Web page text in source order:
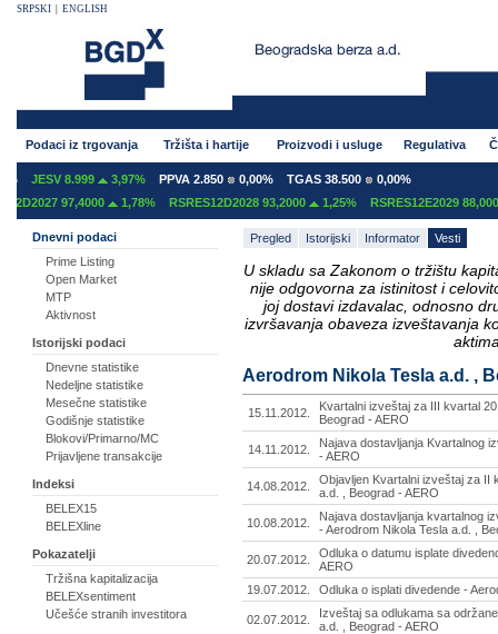
SRPSKI ENGLISH
Podaci iz trgovanja Tržišta i hartije Proizvodi i usluge Regulativa
JESV 8.999 3,97% PPVA 2.850 0,00% TGAS 38.500
0,00%
97,4000
1,78% RSRES12D2028 93,2000 1,25% RSRES12E2029 88,0000
Dnevni podaci
Prime Listing
Open Market
MTP
Aktivnost
Istorijski podaci
Dnevne statistike
Nedeljne statistike
Mesečne statistike
Godišnje statistike
Blokovi/Primarno/MC
Prijavljene transakcije
Indeksi
BELEX15
BELEXline
Pokazatelji
Tržišna kapitalizacija
BELEXsentiment
Učešće stranih investitora
Pregled Istorijski Informator Vesti
U skladu sa Zakonom o tržištu
nije odgovorna za istinitost i
joj dostavi izdavalac, odnosno
izvršavanja obaveza izveštavanja
Aerodrom Nikola Tesla a.d. ,
15.11.2012.
Kvartalni izveštaj za III kvartal
Beograd - AERO
14.11.2012.
Najava dostavljanja Kvartalnog
- AERO
14.08.2012.
Objavljen Kvartalni izveštaj za II
a.d. , Beograd - AERO
10.08.2012.
Najava dostavljanja kvartalnog
- Aerodrom Nikola Tesla a.d. ,
20.07.2012.
Odluka o datumu isplate
AERO
19.07.2012.
Odluka o isplati divedende -
02.07.2012.
Izveštaj sa odlukama sa
a.d. , Beograd - AERO